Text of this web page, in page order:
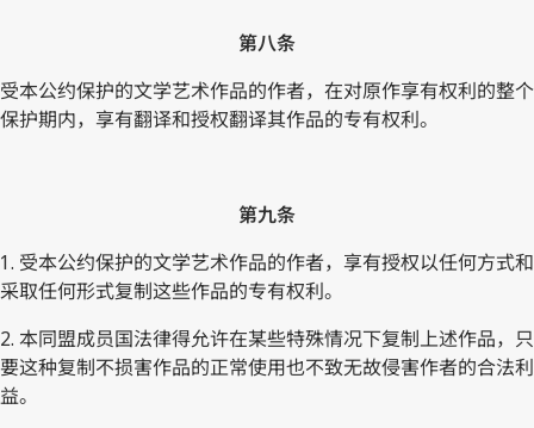
第八条
受本公约保护的文学艺术作品的作者，在对原作享有权利的整个
保护期内，享有翻译和授权翻译其作品的专有权利。
第九条
1. 受本公约保护的文学艺术作品的作者，享有授权以任何方式和
采取任何形式复制这些作品的专有权利。
2. 本同盟成员国法律得允许在某些特殊情况下复制上述作品，只
要这种复制不损害作品的正常使用也不致无故侵害作者的合法利
益。